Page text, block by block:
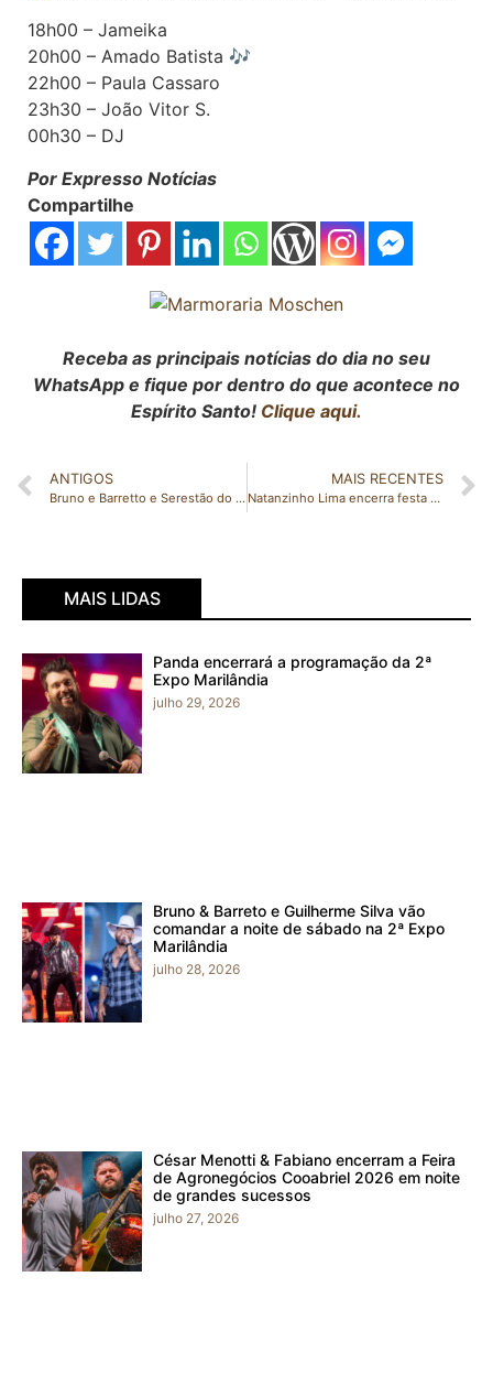
18h00 – Jameika
20h00 – Amado Batista 🎶
22h00 – Paula Cassaro
23h30 – João Vitor S.
00h30 – DJ
Por Expresso Notícias
Compartilhe
Receba as principais notícias do dia no seu
WhatsApp e fique por dentro do que acontece no
Espírito Santo! Clique aqui.
ANTIGOS
Bruno e Barretto e Serestão do Zé prometem agitar São Gabriel neste sábado
MAIS RECENTES
Natanzinho Lima encerra festa de São Gabriel da Palha neste domingo
MAIS LIDAS
Panda encerrará a programação da 2ª
Expo Marilândia
julho 29, 2026
Bruno & Barreto e Guilherme Silva vão
comandar a noite de sábado na 2ª Expo
Marilândia
julho 28, 2026
César Menotti & Fabiano encerram a Feira
de Agronegócios Cooabriel 2026 em noite
de grandes sucessos
julho 27, 2026